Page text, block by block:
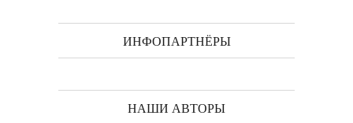
ИНФОПАРТНЁРЫ
НАШИ АВТОРЫ